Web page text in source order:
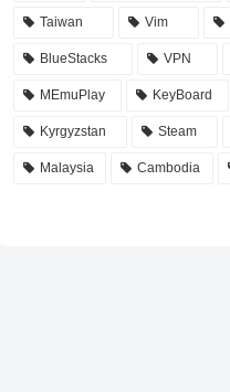
Taiwan Vim
BlueStacks VPN
MEmuPlay KeyBoard
Kyrgyzstan Steam
Malaysia Cambodia